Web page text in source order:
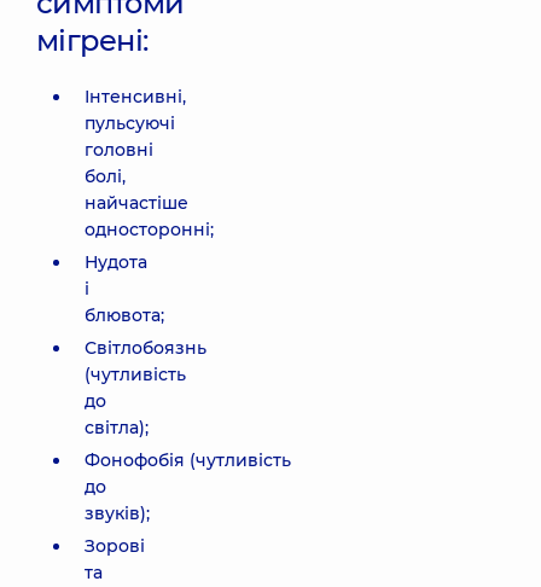
мігрені:
Інтенсивні,
пульсуючі
головні
болі,
найчастіше
односторонні;
Нудота
і
блювота;
Світлобоязнь
(чутливість
до
світла);
Фонофобія (чутливість
до
звуків);
Зорові
та